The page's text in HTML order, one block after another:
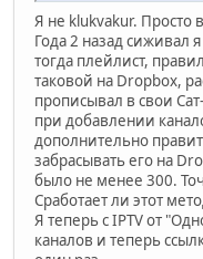
Я не klukvakur. Просто
Года 2 назад сиживал
тогда плейлист,
таковой на Dropbox,
прописывал в свои
при добавлении
дополнительно
забрасывать его на
было не менее 300.
Сработает ли этот
Я теперь с IPTV от
каналов и теперь